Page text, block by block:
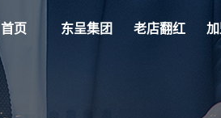
首页 东呈集团 老店翻红